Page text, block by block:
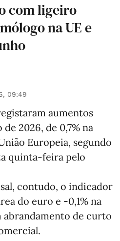
com ligeiro
na UE e
09:49
aumentos
2026, de 0,7% na
Europeia, segundo
quinta-feira pelo
contudo, o indicador
do euro e -0,1% na
abrandamento de curto